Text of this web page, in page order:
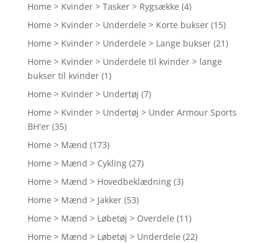
Home > Kvinder > Tasker > Rygsække (4)
Home > Kvinder > Underdele > Korte bukser (15)
Home > Kvinder > Underdele > Lange bukser (21)
Home > Kvinder > Underdele til kvinder > lange
bukser til kvinder (1)
Home > Kvinder > Undertøj (7)
Home > Kvinder > Undertøj > Under Armour Sports
BH'er (35)
Home > Mænd (173)
Home > Mænd > Cykling (27)
Home > Mænd > Hovedbeklædning (3)
Home > Mænd > Jakker (53)
Home > Mænd > Løbetøj > Overdele (11)
Home > Mænd > Løbetøj > Underdele (22)